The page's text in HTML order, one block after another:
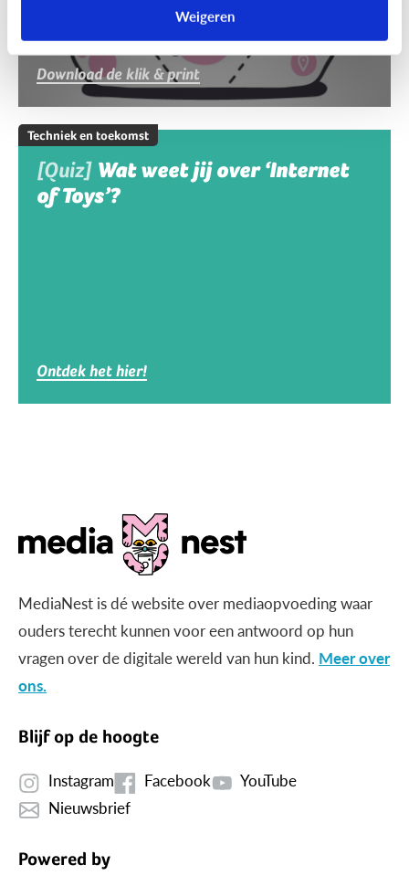
Weigeren
Download de klik & print
Techniek en toekomst
[Quiz] Wat weet jij over ‘Internet
of Toys’?
Ontdek het hier!
MediaNest is dé website over mediaopvoeding waar
ouders terecht kunnen voor een antwoord op hun
vragen over de digitale wereld van hun kind. Meer over
ons.
Blijf op de hoogte
Instagram Facebook
YouTube
Nieuwsbrief
Powered by